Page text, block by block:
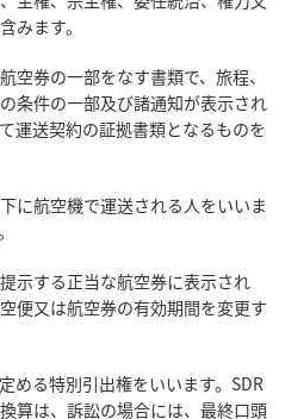
みます。
空券の一部をなす書類で、旅程、
条件の一部及び諸通知が表示され
運送契約の証拠書類となるものを
に航空機で運送される人をいいま
示する正当な航空券に表示され
便又は航空券の有効期間を変更す
める特別引出権をいいます。SDR
算は、訴訟の場合には、最終口頭